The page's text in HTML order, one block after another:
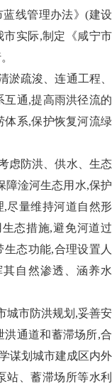
蓝线管理办法》(建设
市实际,制定《咸宁市
淤疏浚、连通工程、
互通,提高雨洪径流的
体系,保护恢复河流绿
虑防洪、供水、生态
障淦河生态用水,保护
尽量维持河道自然形
态措施,避免河道过
态功能,合理设置人
自然渗透、涵养水
城市防洪规划,妥善安
洪通道和蓄滞场所,合
谋划城市建成区内外
站、蓄滞场所等水利